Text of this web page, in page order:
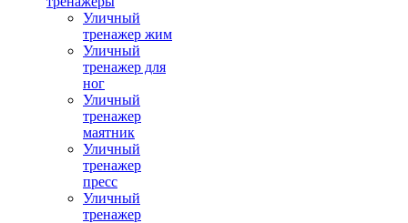
Уличный
тренажер жим
Уличный
тренажер для
ног
Уличный
тренажер
маятник
Уличный
тренажер
пресс
Уличный
тренажер